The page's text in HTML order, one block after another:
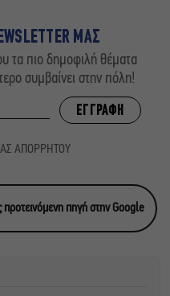
ΜΑΣ
τα πιο δημοφιλή θέματα
συμβαίνει στην πόλη!
ΑΠΟΡΡΗΤΟΥ
πηγή στην Google